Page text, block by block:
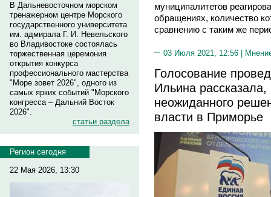
В Дальневосточном морском
тренажерном центре Морского
государственного университета
им. адмирала Г. И. Невельского
во Владивостоке состоялась
торжественная церемония
открытия конкурса
профессионального мастерства
"Море зовет 2026", одного из
самых ярких событий "Морского
конгресса – Дальний Восток
2026".
статьи раздела
Регион сегодня
22 Мая 2026, 13:30
муниципалитетов
обращениях, количество
сравнению с таким же
03 Июля 2021, 12:56 |
Голосование
Ильина рассказала,
неожиданного
власти в Приморье